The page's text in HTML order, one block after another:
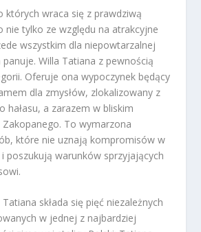
których wraca się z prawdziwą
nie tylko ze względu na atrakcyjne
wszystkim dla niepowtarzalnej
Willa Tatiana z pewnością
Oferuje ona wypoczynek będący
dla zmysłów, zlokalizowany z
hałasu, a zarazem w bliskim
To wymarzona
które nie uznają kompromisów w
poszukują warunków sprzyjających
składa się pięć niezależnych
w jednej z najbardziej